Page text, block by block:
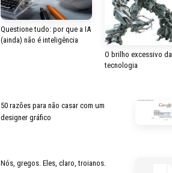
Questione tudo: por que a IA
(ainda) não é inteligência
O brilho excessivo da
tecnologia
50 razões para não casar com um
designer gráfico
Nós, gregos. Eles, claro, troianos.